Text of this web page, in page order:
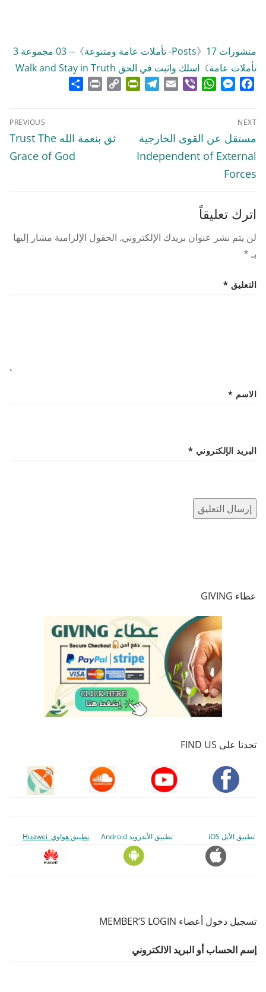
منشورات Posts 》 17- تأملات عامة ومتنوعة 》
-- 03 مجموعة 3
تأملات عامة》 اسلك واثبت في الحق Walk and Stay in Truth
Facebook
Messenger
WhatsApp
Viber
Email
Telegram
PrintFriendly
Copy
Print
تصفّح
المقالات
PREVIOUS
Previous
ثق بنعمة الله Trust The
Grace of God
NEXT
Next
post:
مستقل عن القوى الخارجية
Independent of External
Forces
اترك تعليقاً
لن يتم نشر عنوان بريدك الإلكتروني. الحقول الإلزامية مشار إليها
بـ*
التعليق *
الاسم *
البريد الإلكتروني *
عطاء GIVING
تجدنا على FIND US
تطبيق الأبل iOS تطبيق الأندرويد Android تطبيق هواوي Huawei
تسجيل دخول أعضاء MEMBER’S LOGIN
إسم الحساب أو البريد الالكتروني